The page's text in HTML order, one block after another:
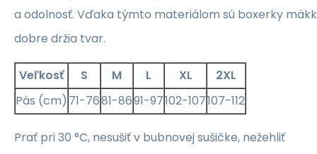
a odolnosť. Vďaka týmto materiálom sú boxerky
dobre držia tvar.
Veľkosť S M L XL
2XL
Pás (cm) 71-7681-8691-97102-107107-112
Prať pri 30 °C, nesušiť v bubnovej sušičke, nežehliť